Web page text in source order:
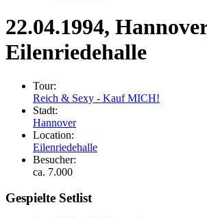
22.04.1994,
Eilenriedehalle
Tour:
Reich & Sexy - Kauf MICH!
Stadt:
Hannover
Location:
Eilenriedehalle
Besucher:
ca. 7.000
Gespielte Setlist